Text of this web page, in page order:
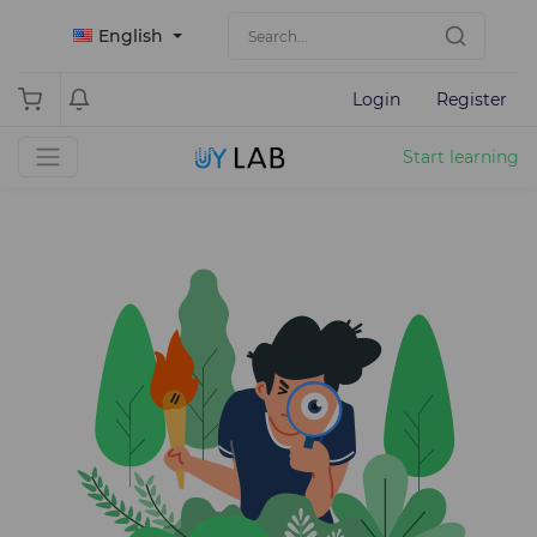
English
Login Register
Start learning